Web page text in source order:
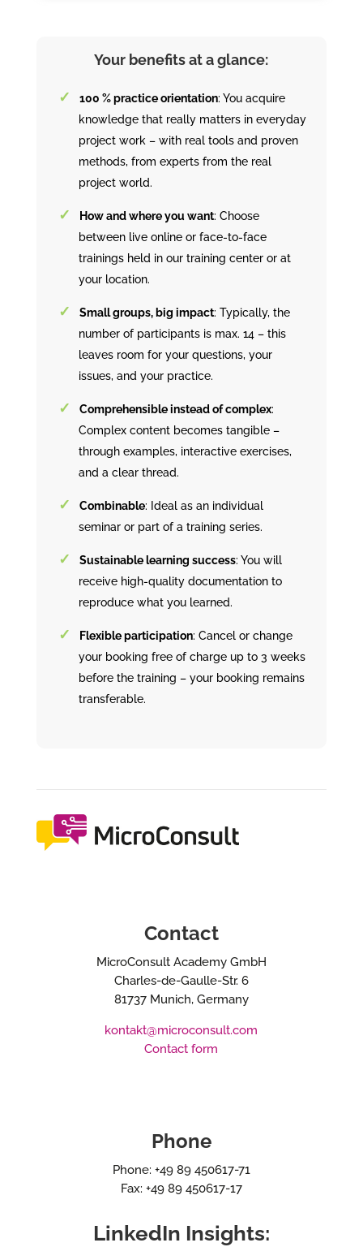
Your benefits at a glance:
100 % practice orientation: You acquire
knowledge that really matters in everyday
project work – with real tools and proven
methods, from experts from the real
project world.
How and where you want: Choose
between live online or face-to-face
trainings held in our training center or at
your location.
Small groups, big impact: Typically, the
number of participants is max. 14 – this
leaves room for your questions, your
issues, and your practice.
Comprehensible instead of complex:
Complex content becomes tangible –
through examples, interactive exercises,
and a clear thread.
Combinable: Ideal as an individual
seminar or part of a training series.
Sustainable learning success: You will
receive high-quality documentation to
reproduce what you learned.
Flexible participation: Cancel or change
your booking free of charge up to 3 weeks
before the training – your booking remains
transferable.
Contact
MicroConsult Academy GmbH
Charles-de-Gaulle-Str. 6
81737 Munich, Germany
kontakt@microconsult.com
Contact form
Phone
Phone: +49 89 450617-71
Fax: +49 89 450617-17
LinkedIn Insights: